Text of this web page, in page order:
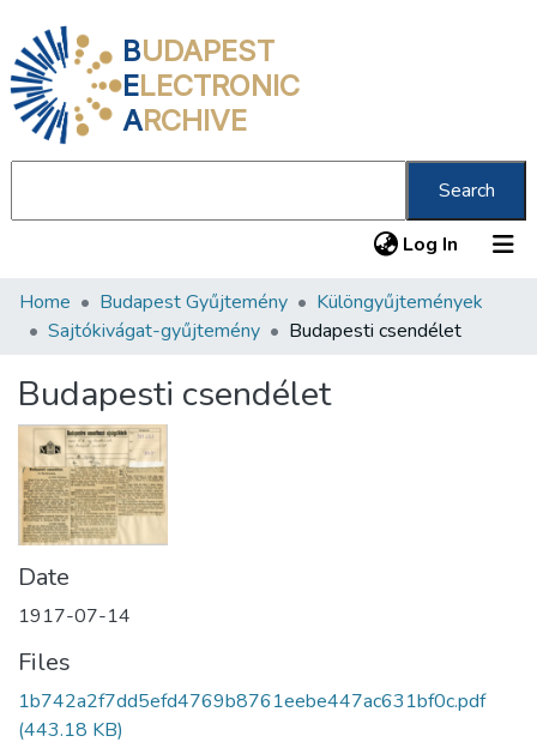
BUDAPEST
ELECTRONIC
ARCHIVE
Search
Log In (current)
Communities & Collections
Statistics
About us
Home Budapest Gyűjtemény
Különgyűjtemények
Sajtókivágat-gyűjtemény
Budapesti csendélet
Budapesti csendélet
Date
1917-07-14
Files
1b742a2f7dd5efd4769b8761eebe447ac631bf0c.pdf
(443.18 KB)